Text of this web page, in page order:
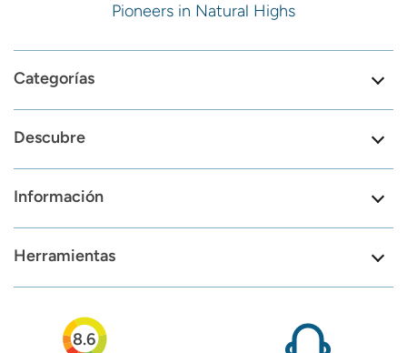
Pioneers in Natural Highs
Categorías
Descubre
Información
Herramientas
8.6